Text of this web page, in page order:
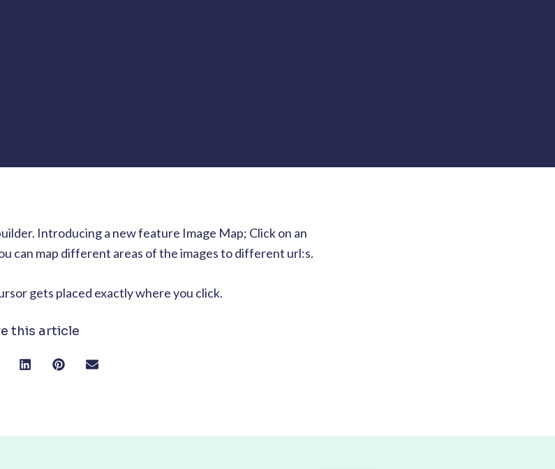
Introducing a new feature Image Map; Click on an
can map different areas of the images to different url:s.
gets placed exactly where you click.
this article